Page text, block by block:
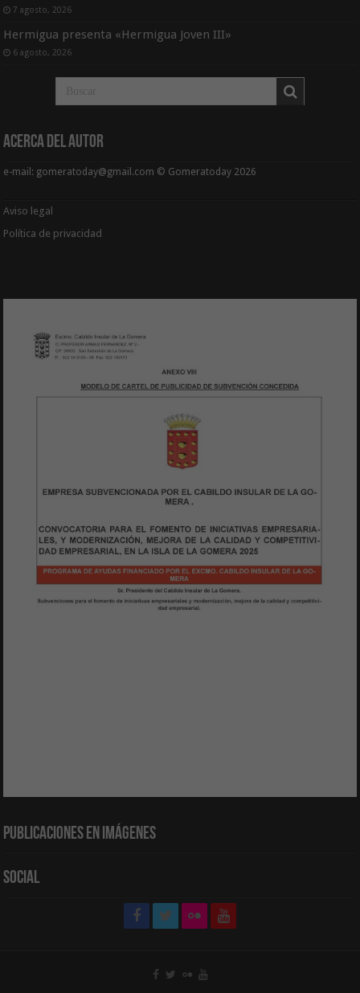
7 agosto, 2026
Hermigua presenta «Hermigua Joven III»
6 agosto, 2026
Acerca del Autor
e-mail: gomeratoday@gmail.com © Gomeratoday 2026
Aviso legal
Política de privacidad
Publicaciones en Imágenes
Social